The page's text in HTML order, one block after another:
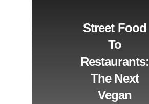
Street Food
To
Restaurants:
The Next
Vegan